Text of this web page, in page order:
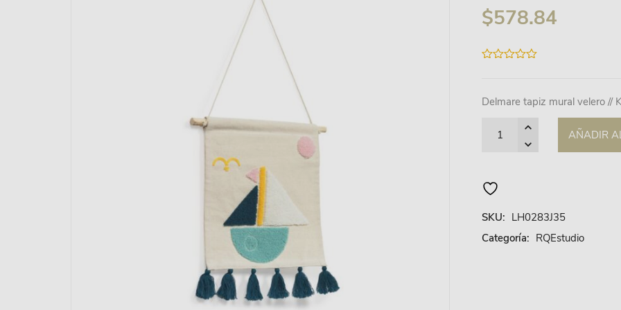
$578.84
5
Delmare tapiz mural velero //
AÑADIR
SKU: LH0283J35
Categoría: RQEstudio